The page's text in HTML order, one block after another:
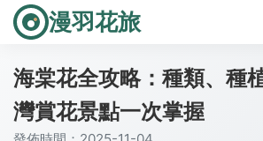
漫羽花旅
海棠花全攻略：種類、種
灣賞花景點一次掌握